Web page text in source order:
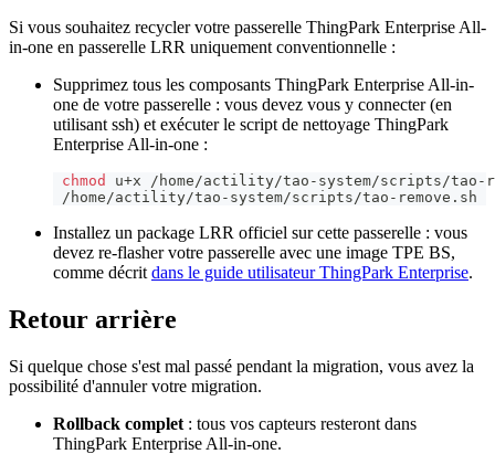
Si vous souhaitez recycler votre passerelle ThingPark Enterprise All-
in-one en passerelle LRR uniquement conventionnelle :
Supprimez tous les composants ThingPark Enterprise All-in-
one de votre passerelle : vous devez vous y connecter (en
utilisant ssh) et exécuter le script de nettoyage ThingPark
Enterprise All-in-one :
chmod
u+x /home/actility/tao-system/scripts/tao-
/home/actility/tao-system/scripts/tao-remove.sh
Installez un package LRR officiel sur cette passerelle : vous
devez re-flasher votre passerelle avec une image TPE BS,
comme décrit dans le guide utilisateur ThingPark Enterprise.
Retour arrière
Si quelque chose s'est mal passé pendant la migration, vous avez la
possibilité d'annuler votre migration.
Rollback complet : tous vos capteurs resteront dans
ThingPark Enterprise All-in-one.